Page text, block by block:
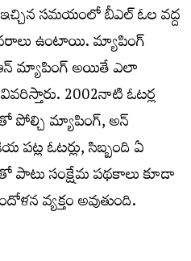
సమయంలో బీఎల్ ఓల వద్ద
ఉంటాయి. మ్యాపింగ్
మ్యాపింగ్ అయితే ఎలా
2002నాటి ఓటర్ల
పోల్చి మ్యాపింగ్, అన్
పట్ల ఓటర్లు, సిబ్బంది ఏ
పాటు సంక్షేమ పథకాలు కూడా
వ్యక్తం అవుతుంది.